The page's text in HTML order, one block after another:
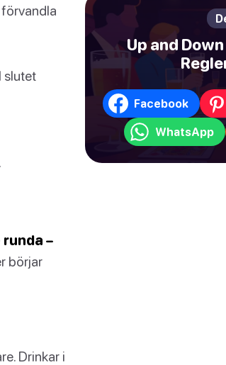
slutet
–
börjar
Drinkar i
Up and
Facebook
WhatsApp